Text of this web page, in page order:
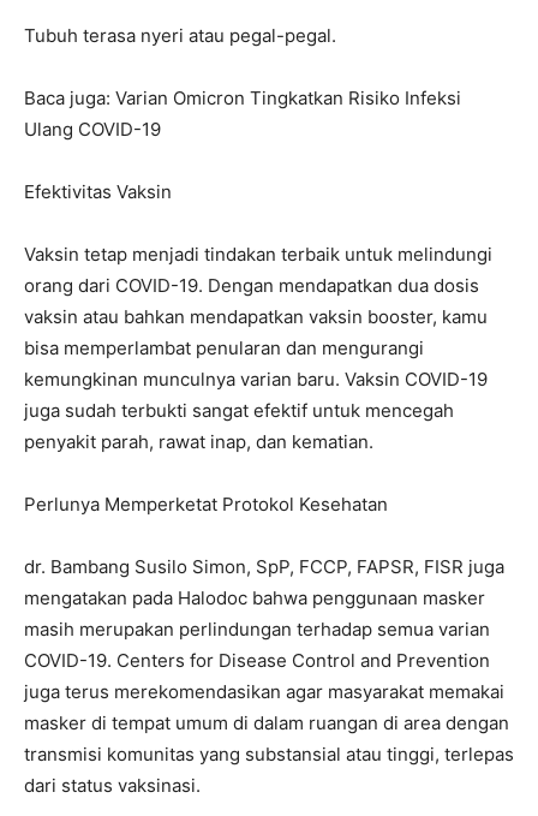
Tubuh terasa nyeri atau pegal-pegal.
Baca juga: Varian Omicron Tingkatkan Risiko Infeksi
Ulang COVID-19
Efektivitas Vaksin
Vaksin tetap menjadi tindakan terbaik untuk melindungi
orang dari COVID-19. Dengan mendapatkan dua dosis
vaksin atau bahkan mendapatkan vaksin booster, kamu
bisa memperlambat penularan dan mengurangi
kemungkinan munculnya varian baru. Vaksin COVID-19
juga sudah terbukti sangat efektif untuk mencegah
penyakit parah, rawat inap, dan kematian.
Perlunya Memperketat Protokol Kesehatan
dr. Bambang Susilo Simon, SpP, FCCP, FAPSR, FISR juga
mengatakan pada Halodoc bahwa penggunaan masker
masih merupakan perlindungan terhadap semua varian
COVID-19. Centers for Disease Control and Prevention
juga terus merekomendasikan agar masyarakat memakai
masker di tempat umum di dalam ruangan di area dengan
transmisi komunitas yang substansial atau tinggi, terlepas
dari status vaksinasi.